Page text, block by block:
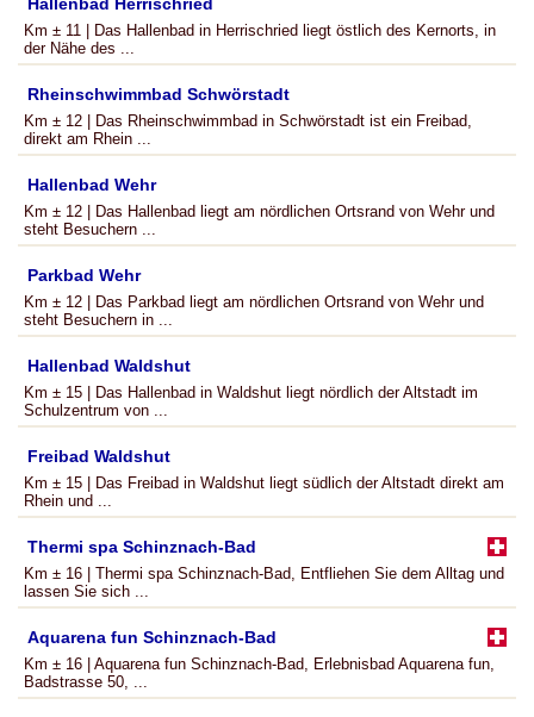
Km ± 11 | Das Hallenbad in Herrischried liegt östlich des Kernorts, in
der Nähe des ...
Rheinschwimmbad Schwörstadt
Km ± 12 | Das Rheinschwimmbad in Schwörstadt ist ein Freibad,
direkt am Rhein ...
Hallenbad Wehr
Km ± 12 | Das Hallenbad liegt am nördlichen Ortsrand von Wehr und
steht Besuchern ...
Parkbad Wehr
Km ± 12 | Das Parkbad liegt am nördlichen Ortsrand von Wehr und
steht Besuchern in ...
Hallenbad Waldshut
Km ± 15 | Das Hallenbad in Waldshut liegt nördlich der Altstadt im
Schulzentrum von ...
Freibad Waldshut
Km ± 15 | Das Freibad in Waldshut liegt südlich der Altstadt direkt am
Rhein und ...
Thermi spa Schinznach-Bad
Km ± 16 | Thermi spa Schinznach-Bad, Entfliehen Sie dem Alltag und
lassen Sie sich ...
Aquarena fun Schinznach-Bad
Km ± 16 | Aquarena fun Schinznach-Bad, Erlebnisbad Aquarena fun,
Badstrasse 50, ...